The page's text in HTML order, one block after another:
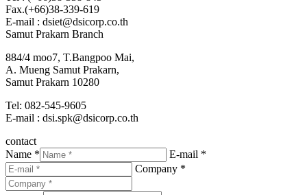
Fax.(+66)38-339-619
E-mail : dsiet@dsicorp.co.th
Samut Prakarn Branch
884/4 moo7, T.Bangpoo Mai,
A. Mueng Samut Prakarn,
Samut Prakarn 10280
Tel: 082-545-9605
E-mail : dsi.spk@dsicorp.co.th
contact
Name *
E-mail *
Company *